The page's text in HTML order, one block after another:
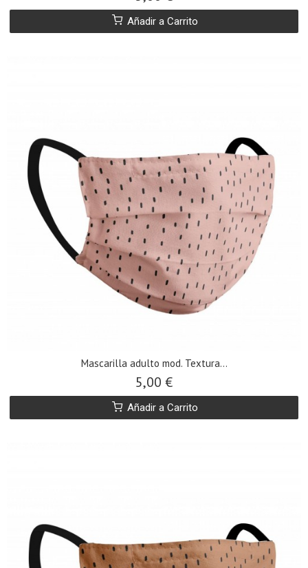
Añadir a Carrito
​Mascarilla adulto mod. Textura...
5,00 €
Añadir a Carrito